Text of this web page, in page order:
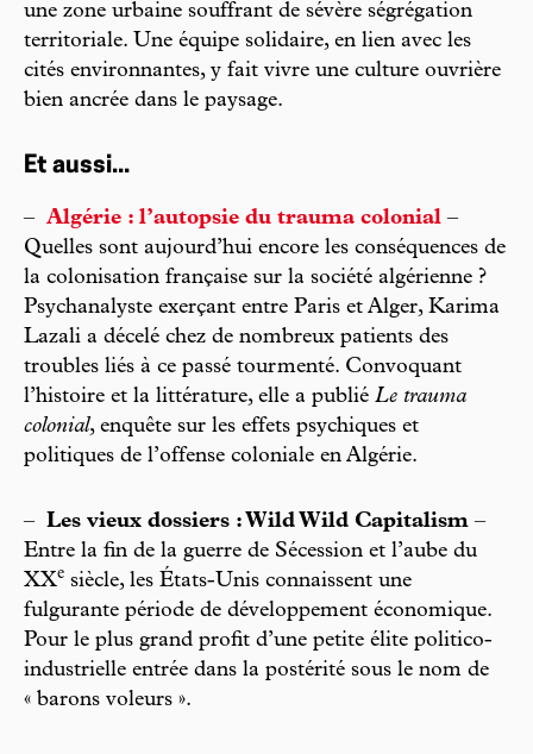
une zone urbaine souffrant de sévère ségrégation
territoriale. Une équipe solidaire, en lien avec les
cités environnantes, y fait vivre une culture ouvrière
bien ancrée dans le paysage.
Et aussi...
– Algérie : l’autopsie du trauma colonial –
Quelles sont aujourd’hui encore les conséquences de
la colonisation française sur la société algérienne ?
Psychanalyste exerçant entre Paris et Alger, Karima
Lazali a décelé chez de nombreux patients des
troubles liés à ce passé tourmenté. Convoquant
l’histoire et la littérature, elle a publié Le trauma
colonial, enquête sur les effets psychiques et
politiques de l’offense coloniale en Algérie.
– Les vieux dossiers : Wild Wild Capitalism –
Entre la fin de la guerre de Sécession et l’aube du
XXe siècle, les États-Unis connaissent une
fulgurante période de développement économique.
Pour le plus grand profit d’une petite élite politico-
industrielle entrée dans la postérité sous le nom de
« barons voleurs ».